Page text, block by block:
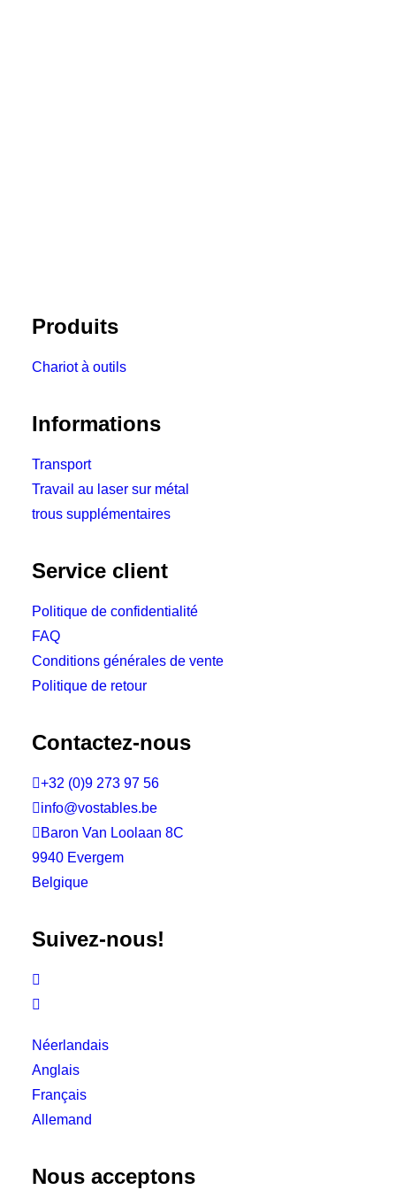
Produits
Chariot à outils
Informations
Transport
Travail au laser sur métal
trous supplémentaires
Service client
Politique de confidentialité
FAQ
Conditions générales de vente
Politique de retour
Contactez-nous
+32 (0)9 273 97 56
info@vostables.be
 Baron Van Loolaan 8C
9940 Evergem
Belgique
Suivez-nous!


Néerlandais
Anglais
Français
Allemand
Nous acceptons